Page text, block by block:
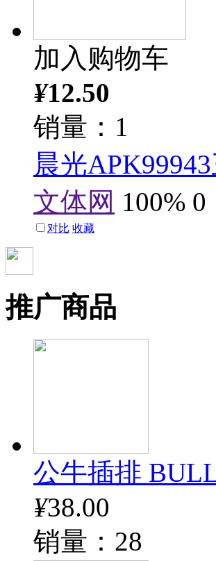
加入购物车
¥12.50
销量：1
晨光
文体网 100% 0
对比 收藏
推广商品
公牛插排
¥38.00
销量：28